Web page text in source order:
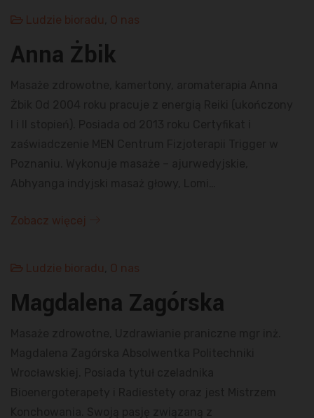
Ludzie bioradu O nas
Anna Żbik
Zobacz więcej
Ludzie bioradu O nas
Magdalena Zagórska